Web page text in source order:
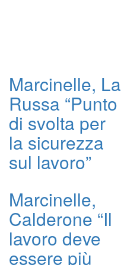
Marcinelle, La
Russa “Punto
di svolta per
la sicurezza
sul lavoro”
Marcinelle,
Calderone “Il
lavoro deve
essere più